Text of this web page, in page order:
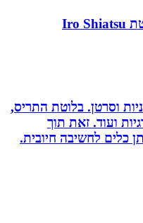
בלוטת התריס,
ועוד. זאת תוך
לחשיבה חיובית.